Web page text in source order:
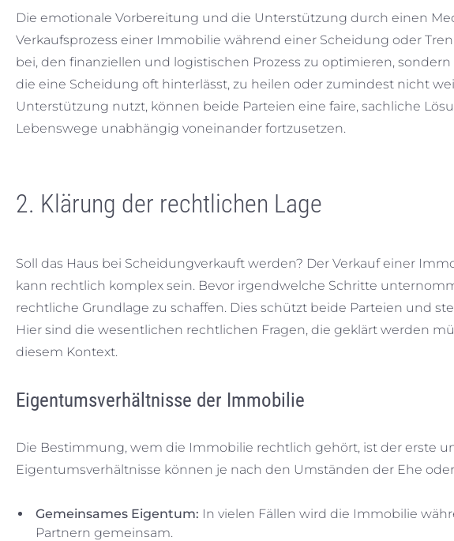
Die emotionale Vorbereitung und die Unterstützung durch einen
Verkaufsprozess einer Immobilie während einer Scheidung oder
bei, den finanziellen und logistischen Prozess zu optimieren,
die eine Scheidung oft hinterlässt, zu heilen oder zumindest nicht
Unterstützung nutzt, können beide Parteien eine faire, sachliche
Lebenswege unabhängig voneinander fortzusetzen.
2. Klärung der rechtlichen Lage
Soll das Haus bei Scheidungverkauft werden? Der Verkauf einer
kann rechtlich komplex sein. Bevor irgendwelche Schritte
rechtliche Grundlage zu schaffen. Dies schützt beide Parteien und
Hier sind die wesentlichen rechtlichen Fragen, die geklärt werden
diesem Kontext.
Eigentumsverhältnisse der Immobilie
Die Bestimmung, wem die Immobilie rechtlich gehört, ist der erste
Eigentumsverhältnisse können je nach den Umständen der Ehe
Gemeinsames Eigentum: In vielen Fällen wird die Immobilie
Partnern gemeinsam.